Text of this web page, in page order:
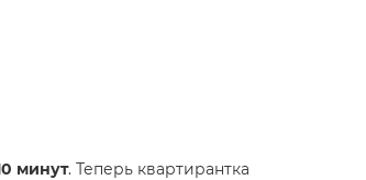
минут. Теперь квартирантка